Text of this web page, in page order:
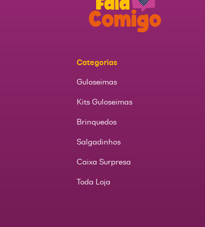
Categorias
Guloseimas
Kits Guloseimas
Brinquedos
Salgadinhos
Caixa Surpresa
Toda Loja